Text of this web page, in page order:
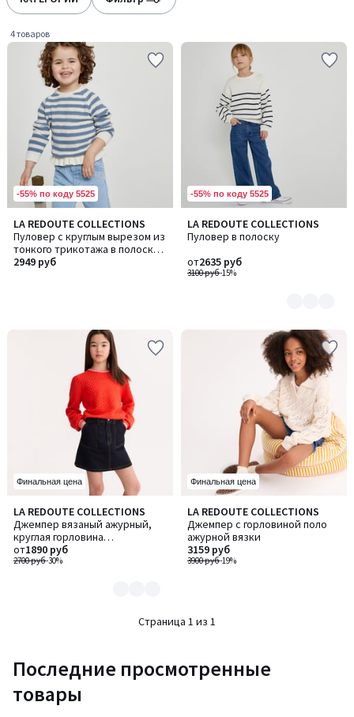
4 товаров
-55% по коду 5525
LA REDOUTE COLLECTIONS
Пуловер с круглым вырезом из
тонкого трикотажа в полоску с
воланом
2949 руб
-55% по коду 5525
LA REDOUTE COLLECTIONS
Пуловер в полоску
3100 руб-15%
от2635 руб
Количество
цветов:
Финальная цена
LA REDOUTE COLLECTIONS
Джемпер вязаный ажурный,
круглая горловина
подчеркнута контрастной
полоской
2700 руб-30%
от1890 руб
Количество
цветов:
2
Финальная цена
LA REDOUTE COLLECTIONS
Джемпер с горловиной поло
ажурной вязки
3900 руб-19%
3159 руб
Страница 1 из 1
Последние просмотренные
товары